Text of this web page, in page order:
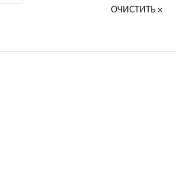
ОЧИСТИТЬ